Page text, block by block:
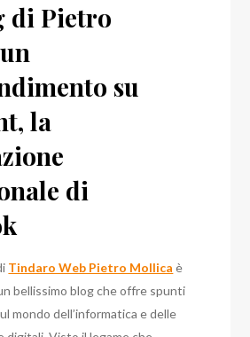
di Pietro
su
la
di
Tindaro Web Pietro Mollica è
bellissimo blog che offre spunti
mondo dell’informatica e delle